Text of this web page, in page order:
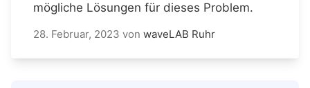
mögliche Lösungen für dieses Problem.
28. Februar, 2023 von waveLAB Ruhr